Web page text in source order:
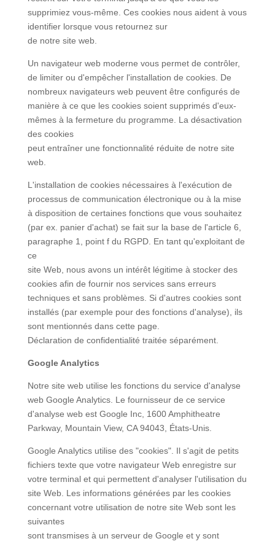
supprimiez vous-même. Ces cookies nous aident à vous
identifier lorsque vous retournez sur
de notre site web.
Un navigateur web moderne vous permet de contrôler,
de limiter ou d'empêcher l'installation de cookies. De
nombreux navigateurs web peuvent être configurés de
manière à ce que les cookies soient supprimés d'eux-
mêmes à la fermeture du programme. La désactivation
des cookies
peut entraîner une fonctionnalité réduite de notre site
web.
L'installation de cookies nécessaires à l'exécution de
processus de communication électronique ou à la mise
à disposition de certaines fonctions que vous souhaitez
(par ex. panier d'achat) se fait sur la base de l'article 6,
paragraphe 1, point f du RGPD. En tant qu'exploitant de
ce
site Web, nous avons un intérêt légitime à stocker des
cookies afin de fournir nos services sans erreurs
techniques et sans problèmes. Si d'autres cookies sont
installés (par exemple pour des fonctions d'analyse), ils
sont mentionnés dans cette page.
Déclaration de confidentialité traitée séparément.
Google Analytics
Notre site web utilise les fonctions du service d'analyse
web Google Analytics. Le fournisseur de ce service
d'analyse web est Google Inc, 1600 Amphitheatre
Parkway, Mountain View, CA 94043, États-Unis.
Google Analytics utilise des "cookies". Il s'agit de petits
fichiers texte que votre navigateur Web enregistre sur
votre terminal et qui permettent d'analyser l'utilisation du
site Web. Les informations générées par les cookies
concernant votre utilisation de notre site Web sont les
suivantes
sont transmises à un serveur de Google et y sont